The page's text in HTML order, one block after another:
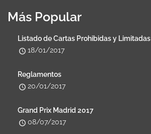
Más Popular
Listado de Cartas Prohibidas y Limitadas
18/01/2017
Reglamentos
20/01/2017
Grand Prix Madrid 2017
08/07/2017